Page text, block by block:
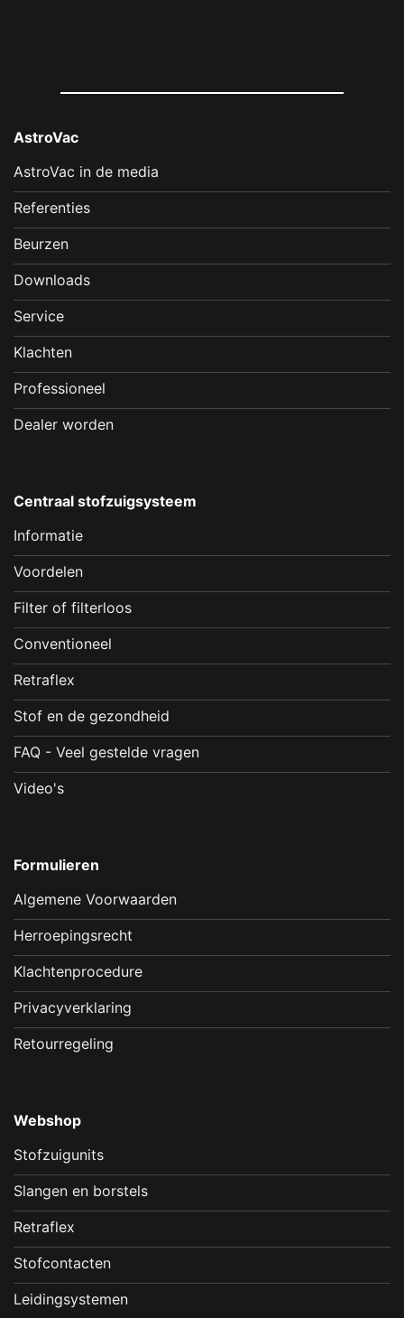
AstroVac
AstroVac in de media
Referenties
Beurzen
Downloads
Service
Klachten
Professioneel
Dealer worden
Centraal stofzuigsysteem
Informatie
Voordelen
Filter of filterloos
Conventioneel
Retraflex
Stof en de gezondheid
FAQ - Veel gestelde vragen
Video's
Formulieren
Algemene Voorwaarden
Herroepingsrecht
Klachtenprocedure
Privacyverklaring
Retourregeling
Webshop
Stofzuigunits
Slangen en borstels
Retraflex
Stofcontacten
Leidingsystemen